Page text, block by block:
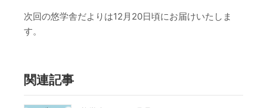
次回の悠学舎だよりは12月20日頃にお届けいたしま
す。
関連記事